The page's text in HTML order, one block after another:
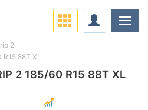
2 185/60 R15 88T XL
2
R15 88T XL